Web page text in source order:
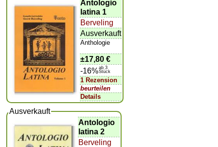
Antologio
latina 1
Berveling
Ausverkauft
Anthologie
±17,80 €
-16%ab 3
Stück
1 Rezension
beurteilen
Details
Ausverkauft
Antologio
latina 2
Berveling